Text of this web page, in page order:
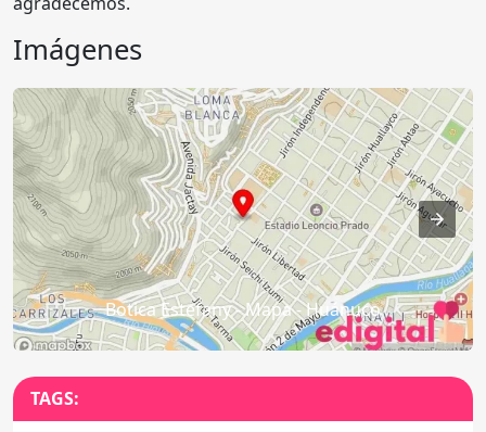
Imágenes
Botica Estefany - Mapa - Huánuco
TAGS: